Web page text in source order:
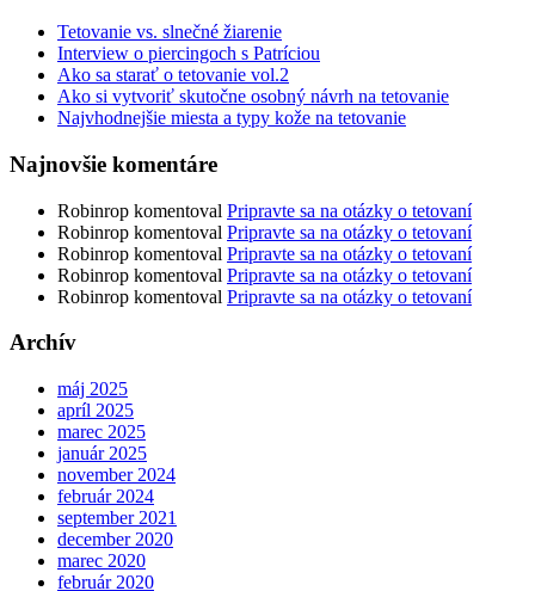
Tetovanie vs. slnečné žiarenie
Interview o piercingoch s Patríciou
Ako sa starať o tetovanie vol.2
Ako si vytvoriť skutočne osobný návrh na tetovanie
Najvhodnejšie miesta a typy kože na tetovanie
Najnovšie komentáre
Robinrop komentoval Pripravte sa na otázky o tetovaní
Robinrop komentoval Pripravte sa na otázky o tetovaní
Robinrop komentoval Pripravte sa na otázky o tetovaní
Robinrop komentoval Pripravte sa na otázky o tetovaní
Robinrop komentoval Pripravte sa na otázky o tetovaní
Archív
máj 2025
apríl 2025
marec 2025
január 2025
november 2024
február 2024
september 2021
december 2020
marec 2020
február 2020